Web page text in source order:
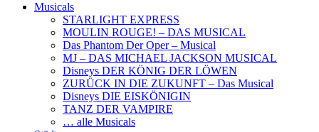
Musicals
STARLIGHT EXPRESS
MOULIN ROUGE! – DAS MUSICAL
Das Phantom Der Oper – Musical
MJ – DAS MICHAEL JACKSON MUSICAL
Disneys DER KÖNIG DER LÖWEN
ZURÜCK IN DIE ZUKUNFT – Das Musical
Disneys DIE EISKÖNIGIN
TANZ DER VAMPIRE
… alle Musicals